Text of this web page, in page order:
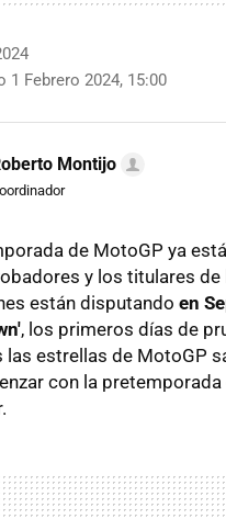
1 Febrero 2024, 15:00
Montijo
de MotoGP ya
y los titulares de
están disputando en
, los primeros días de
las estrellas de MotoGP
con la